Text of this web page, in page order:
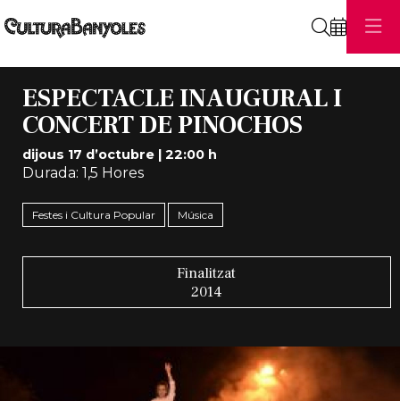
ESPECTACLE INAUGURAL I
CONCERT DE PINOCHOS
dijous 17 d’octubre| 22:00 h
Durada: 1,5 Hores
Festes i Cultura Popular Música
Finalitzat
2014